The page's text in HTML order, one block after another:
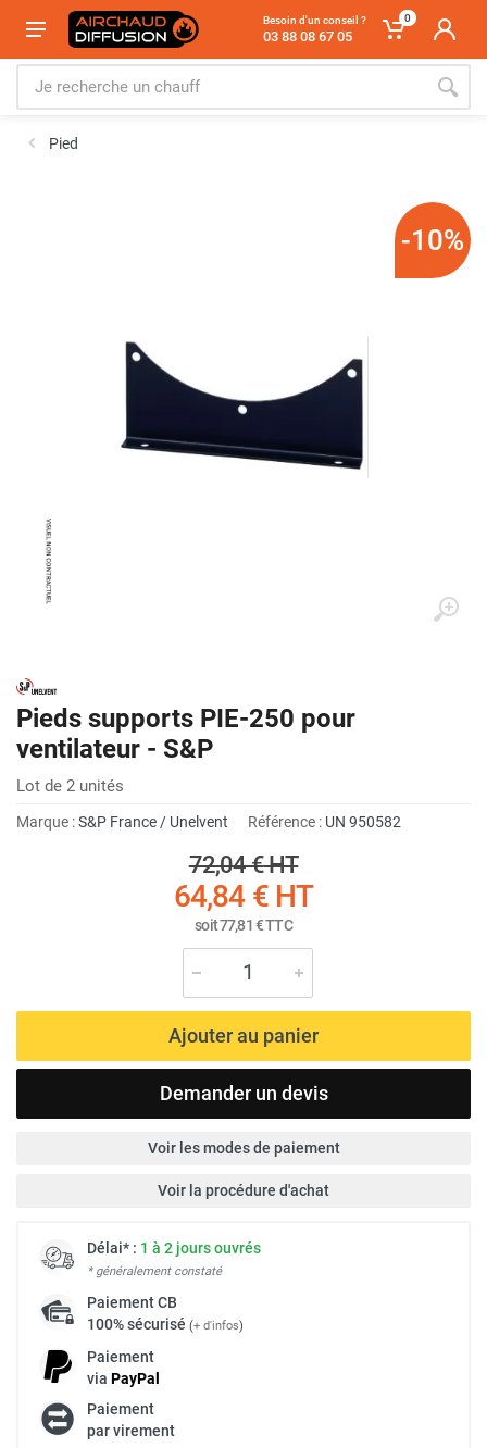
Besoin d'un conseil ?
03 88 08 67 05
0
Pied
-10%
Pieds supports PIE-250 pour
ventilateur - S&P
Lot de 2 unités
Marque :S&P France / Unelvent Référence : UN 950582
72,04 €HT
64,84 €HT
soit77,81 €TTC
Ajouter au panier
Demander un devis
Voir les modes de paiement
Voir la procédure d'achat
Délai* : 1 à 2 jours ouvrés
* généralement constaté
PaiementCB
100% sécurisé (+ d'infos)
Paiement
via PayPal
Paiement
par virement